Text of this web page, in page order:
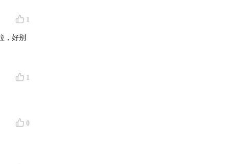
例如
即求解
1
，好别
1
0